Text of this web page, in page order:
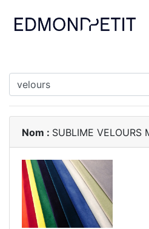
Nom : SUBLIME VELOURS